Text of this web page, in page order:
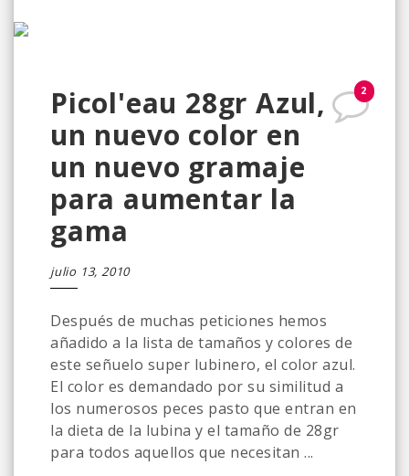
2
Picol'eau 28gr Azul,
un nuevo color en
un nuevo gramaje
para aumentar la
gama
julio 13, 2010
Después de muchas peticiones hemos
añadido a la lista de tamaños y colores de
este señuelo super lubinero, el color azul.
El color es demandado por su similitud a
los numerosos peces pasto que entran en
la dieta de la lubina y el tamaño de 28gr
para todos aquellos que necesitan ...